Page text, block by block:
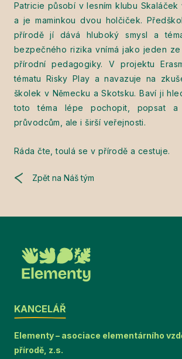
Patricie působí v lesním klubu Skaláček
a je maminkou dvou holčiček.
přírodě jí dává hluboký smysl a
bezpečného rizika vnímá jako jeden
přírodní pedagogiky. V projektu
tématu Risky Play a navazuje na
školek v Německu a Skotsku. Baví ji
toto téma lépe pochopit, popsat a
průvodcům, ale i širší veřejnosti.
Ráda čte, toulá se v přírodě a cestuje.
Zpět na Náš tým
KANCELÁŘ
Elementy – asociace elementárního
přírodě, z.s.